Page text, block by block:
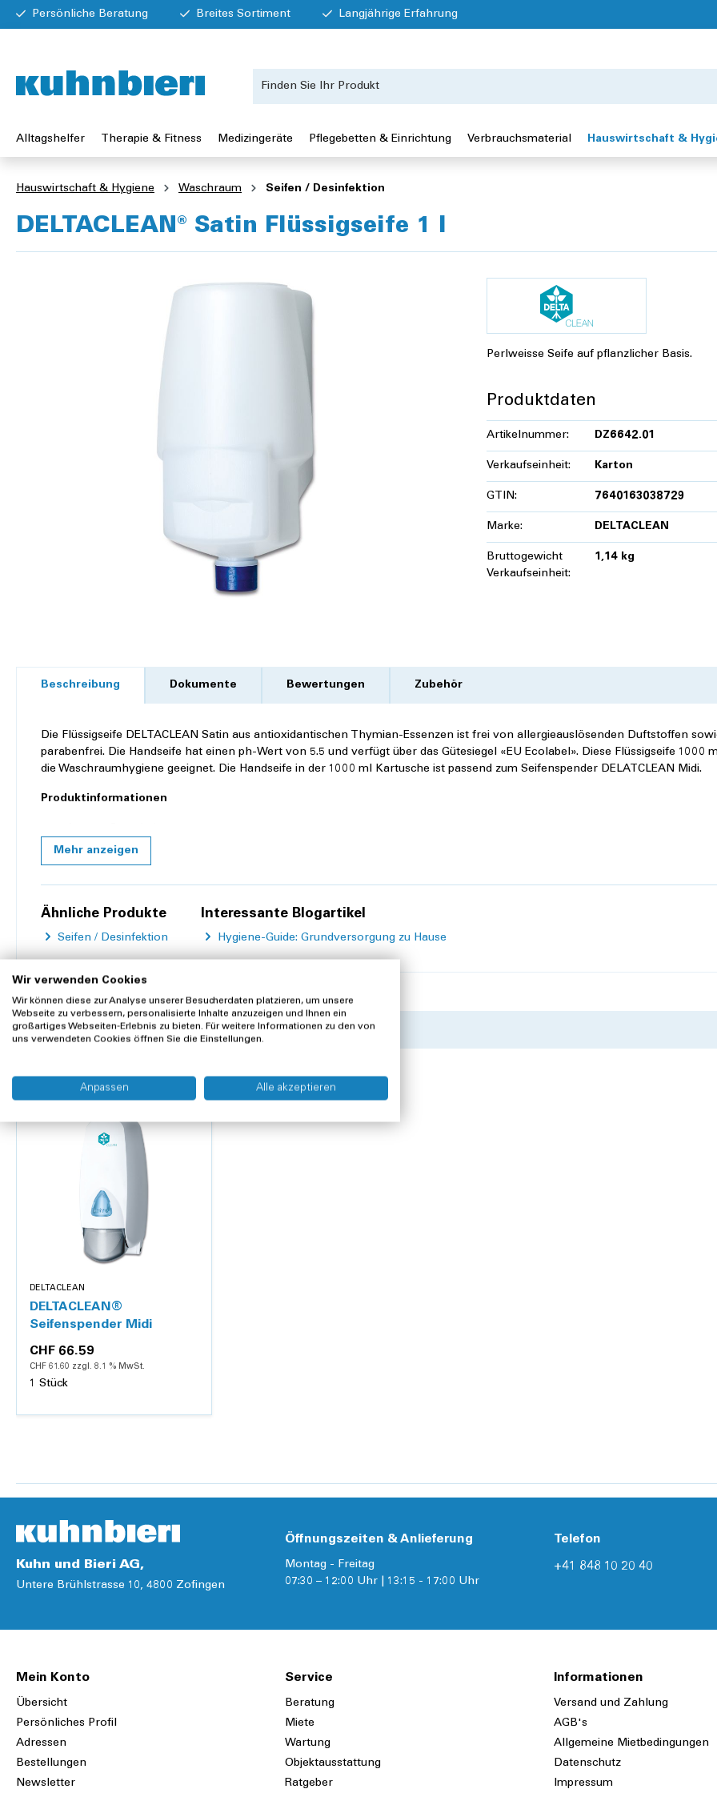
Persönliche Beratung Breites Sortiment Langjährige Erfahrung
Alltagshelfer Therapie & Fitness Medizingeräte Pflegebetten & Einrichtung Verbrauchsmaterial Hauswirtschaft &
Hauswirtschaft & Hygiene Waschraum Seifen / Desinfektion
DELTACLEAN® Satin Flüssigseife 1 l
Perlweisse Seife auf pflanzlicher Basis.
Produktdaten
Artikelnummer: DZ6642.01
Verkaufseinheit: Karton
GTIN: 7640163038729
Marke: DELTACLEAN
Bruttogewicht
Verkaufseinheit:
1,14 kg
Beschreibung Dokumente Bewertungen Zubehör
Die Flüssigseife DELTACLEAN Satin aus antioxidantischen Thymian-Essenzen ist frei von allergieauslösenden Duftstoffen
parabenfrei. Die Handseife hat einen ph-Wert von 5.5 und verfügt über das Gütesiegel «EU Ecolabel». Diese Flüssigseife 1000
die Waschraumhygiene geeignet. Die Handseife in der 1000 ml Kartusche ist passend zum Seifenspender DELATCLEAN Midi.
Produktinformationen
Farbe: Weiss
Volumen: 1000 ml
Produkteigenschaften
Farbe: Weiss
Aroma: duftstofffrei
Mehr anzeigen
Ähnliche Produkte
Seifen / Desinfektion
Interessante Blogartikel
Hygiene-Guide: Grundversorgung zu Hause
Zubehör
DELTACLEAN
DELTACLEAN®
Seifenspender Midi
CHF 66.59
CHF 61.60 zzgl. 8.1 % MwSt.
1 Stück
Kuhn und Bieri AG,
Untere Brühlstrasse 10, 4800 Zofingen
Öffnungszeiten & Anlieferung
Montag - Freitag
07:30 – 12:00 Uhr | 13:15 - 17:00 Uhr
Telefon
+41 848 10 20 40
Mein Konto
Übersicht
Persönliches Profil
Adressen
Bestellungen
Newsletter
Service
Beratung
Miete
Wartung
Objektausstattung
Ratgeber
Informationen
Versand und Zahlung
AGB's
Allgemeine Mietbedingungen
Datenschutz
Impressum
Wir verwenden Cookies
Wir können diese zur Analyse unserer Besucherdaten platzieren, um unsere
Webseite zu verbessern, personalisierte Inhalte anzuzeigen und Ihnen ein
großartiges Webseiten-Erlebnis zu bieten. Für weitere Informationen zu den von
uns verwendeten Cookies öffnen Sie die Einstellungen.
Anpassen Alle akzeptieren